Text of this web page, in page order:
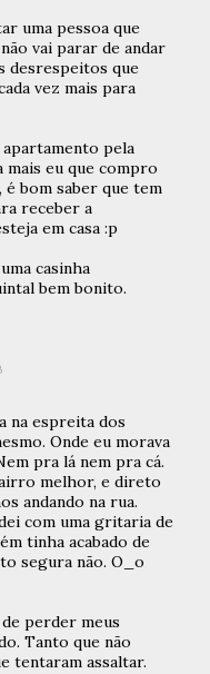
uma pessoa que
vai parar de andar
desrespeitos que
vez mais para
pela
mais eu que compro
bom saber que tem
receber a
em casa :p
casinha
bem bonito.
na espreita dos
Onde eu morava
pra lá nem pra cá.
melhor, e direto
andando na rua.
com uma gritaria de
tinha acabado de
segura não. O_o
perder meus
Tanto que não
tentaram assaltar.